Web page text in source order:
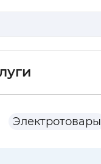
Электротовары